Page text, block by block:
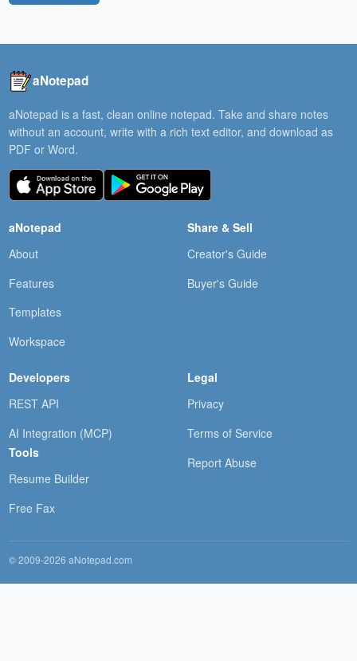
aNotepad
aNotepad is a fast, clean online notepad. Take and share notes
without an account, write with a rich text editor, and download as
PDF or Word.
aNotepad
About
Features
Templates
Workspace
Share & Sell
Creator's Guide
Buyer's Guide
Developers
REST API
AI Integration (MCP)
Tools
Resume Builder
Free Fax
Legal
Privacy
Terms of Service
Report Abuse
© 2009-2026 aNotepad.com